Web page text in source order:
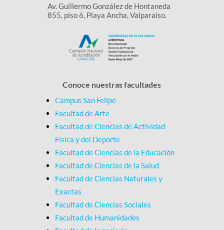
Av. Guillermo González de Hontaneda
855, piso 6, Playa Ancha, Valparaíso.
Conoce nuestras facultades
Campus San Felipe
Facultad de Arte
Facultad de Ciencias de Actividad
Física y del Deporte
Facultad de Ciencias de la Educación
Facultad de Ciencias de la Salud
Facultad de Ciencias Naturales y
Exactas
Facultad de Ciencias Sociales
Facultad de Humanidades